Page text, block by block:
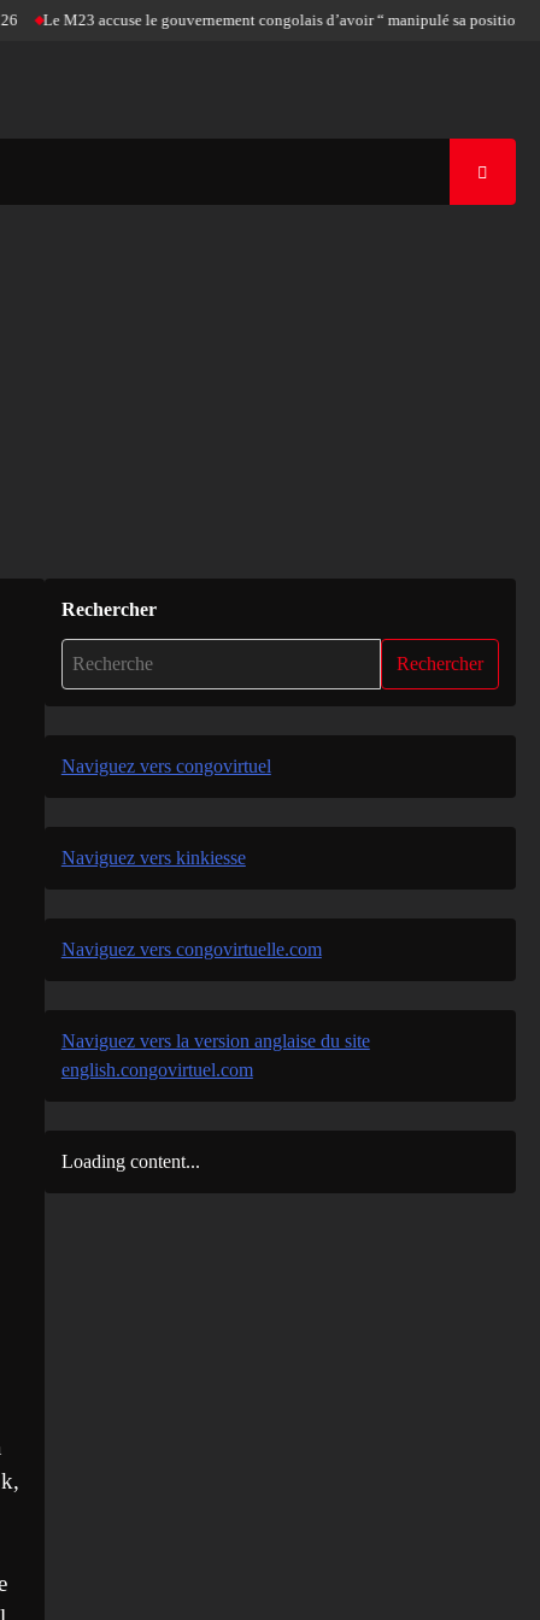
Le M23 accuse le gouvernement congolais d’avoir “ manipulé sa position pour
Rechercher
Rechercher
Naviguez vers congovirtuel
Naviguez vers kinkiesse
Naviguez vers congovirtuelle.com
Naviguez vers la version anglaise du site
english.congovirtuel.com
Loading content...